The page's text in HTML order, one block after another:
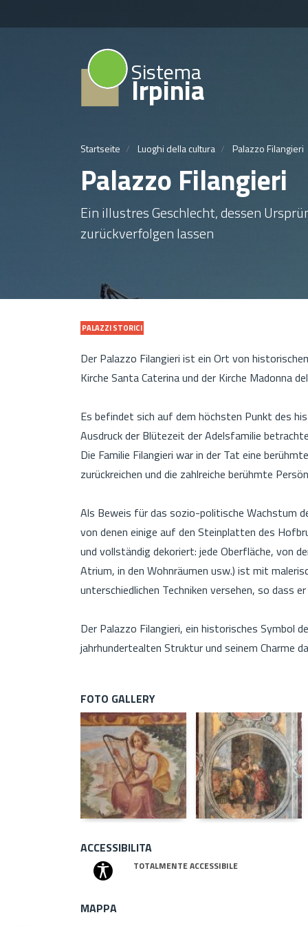
Sistema
Irpinia
Startseite Luoghi della cultura Palazzo Filangieri
Palazzo Filangieri
Ein illustres Geschlecht, dessen
zurückverfolgen lassen
PALAZZI STORICI
Der Palazzo Filangieri ist ein Ort von
Kirche Santa Caterina und der Kirche Madonna
Es befindet sich auf dem höchsten Punkt des
Ausdruck der Blütezeit der Adelsfamilie
Die Familie Filangieri war in der Tat eine
zurückreichen und die zahlreiche berühmte
Als Beweis für das sozio-politische Wachstum
von denen einige auf den Steinplatten des
und vollständig dekoriert: jede Oberfläche, von
Atrium, in den Wohnräumen usw.) ist mit
unterschiedlichen Techniken versehen, so dass
Der Palazzo Filangieri, ein historisches Symbol
jahrhundertealten Struktur und seinem Charme
FOTO GALLERY
ACCESSIBILITA
TOTALMENTE ACCESSIBILE
MAPPA